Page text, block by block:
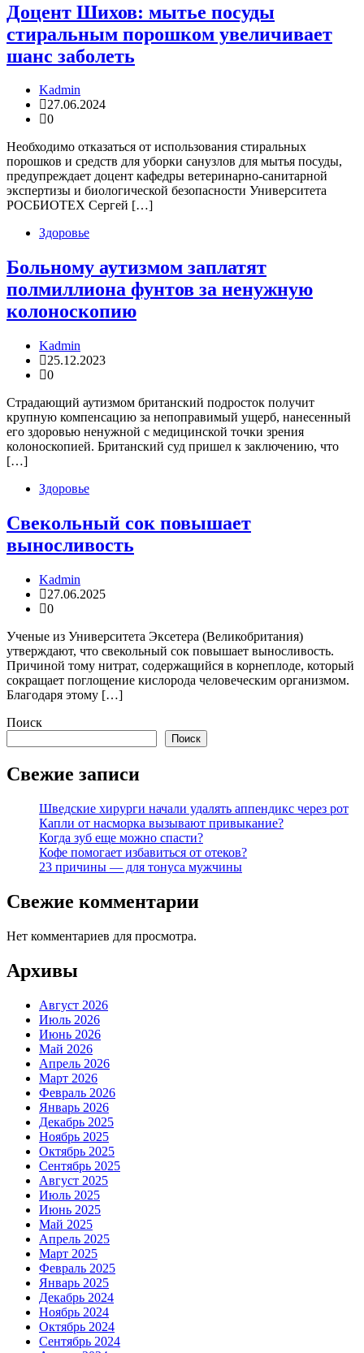
Доцент Шихов: мытье посуды
стиральным порошком увеличивает
шанс заболеть
Kadmin
27.06.2024
0
Необходимо отказаться от использования стиральных
порошков и средств для уборки санузлов для мытья посуды,
предупреждает доцент кафедры ветеринарно-санитарной
экспертизы и биологической безопасности Университета
РОСБИОТЕХ Сергей […]
Здоровье
Больному аутизмом заплатят
полмиллиона фунтов за ненужную
колоноскопию
Kadmin
25.12.2023
0
Страдающий аутизмом британский подросток получит
крупную компенсацию за непоправимый ущерб, нанесенный
его здоровью ненужной с медицинской точки зрения
колоноскопией. Британский суд пришел к заключению, что
[…]
Здоровье
Свекольный сок повышает
выносливость
Kadmin
27.06.2025
0
Ученые из Университета Эксетера (Великобритания)
утверждают, что свекольный сок повышает выносливость.
Причиной тому нитрат, содержащийся в корнеплоде, который
сокращает поглощение кислорода человеческим организмом.
Благодаря этому […]
Поиск
Поиск
Свежие записи
Шведские хирурги начали удалять аппендикс через рот
Капли от насморка вызывают привыкание?
Когда зуб еще можно спасти?
Кофе помогает избавиться от отеков?
23 причины — для тонуса мужчины
Свежие комментарии
Нет комментариев для просмотра.
Архивы
Август 2026
Июль 2026
Июнь 2026
Май 2026
Апрель 2026
Март 2026
Февраль 2026
Январь 2026
Декабрь 2025
Ноябрь 2025
Октябрь 2025
Сентябрь 2025
Август 2025
Июль 2025
Июнь 2025
Май 2025
Апрель 2025
Март 2025
Февраль 2025
Январь 2025
Декабрь 2024
Ноябрь 2024
Октябрь 2024
Сентябрь 2024